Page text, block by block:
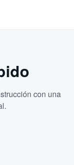
con una